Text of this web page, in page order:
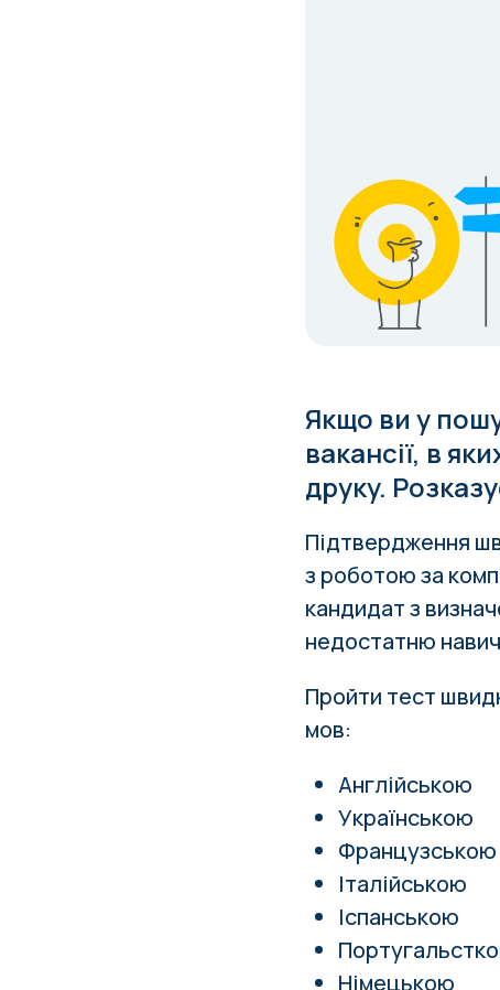
Якщо ви у
вакансії, в
друку.
Підтвердження
з роботою за
кандидат з
недостатню
Пройти тест
мов:
Англійською
Українською
Французською
Італійською
Іспанською
Німецькою